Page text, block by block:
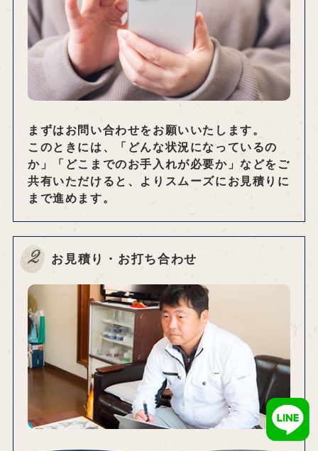
まずはお問い合わせをお願いいたします。
このときには、「どんな状況になっているの
か」「どこまでのお手入れが必要か」などをご
共有いただけると、よりスムーズにお見積りに
まで進めます。
2 お見積り・お打ち合わせ